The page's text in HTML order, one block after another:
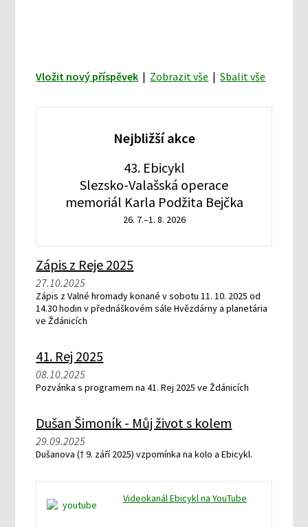
Vložit nový příspěvek | Zobrazit vše |Sbalit vše
Nejbližší akce
43. Ebicykl
Slezsko-Valašská operace
memoriál Karla Podžita Bejčka
26. 7.–1. 8. 2026
Zápis z Reje 2025
27.10.2025
Zápis z Valné hromady konané v sobotu 11. 10. 2025 od
14.30 hodin v přednáškovém sále Hvězdárny a planetária
ve Ždánicích
41. Rej 2025
08.10.2025
Pozvánka s programem na 41. Rej 2025 ve Ždánicích
Dušan Šimoník - Můj život s kolem
29.09.2025
Dušanova († 9. září 2025) vzpomínka na kolo a Ebicykl.
Videokanál Ebicykl na YouTube